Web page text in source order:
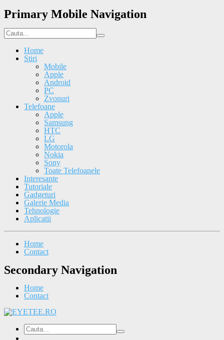
Primary Mobile Navigation
Home
Stiri
Mobile
Apple
Android
PC
Zvonuri
Telefoane
Apple
Samsung
HTC
LG
Motorola
Nokia
Sony
Toate Telefoanele
Interesante
Tutoriale
Gadgeturi
Galerie Media
Tehnologie
Aplicatii
Home
Contact
Secondary Navigation
Home
Contact